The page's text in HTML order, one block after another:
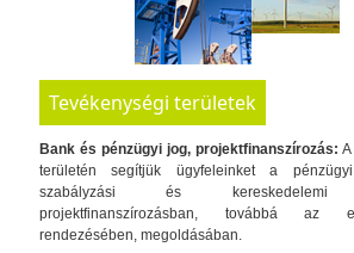
Tevékenységi területek
Bank és pénzügyi jog, projektfinanszírozás:
területén segítjük ügyfeleinket a pénzügyi
szabályzási és kereskedelemi
projektfinanszírozásban, továbbá az
rendezésében, megoldásában.